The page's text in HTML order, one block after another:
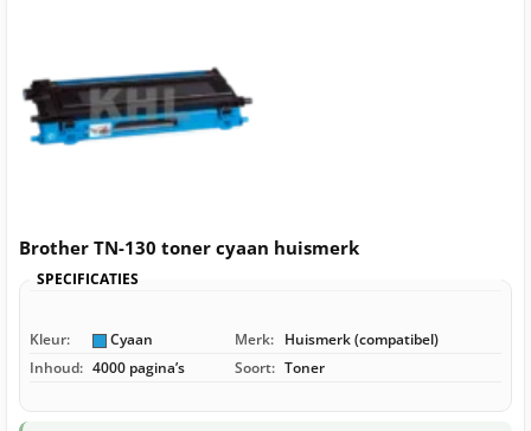
Brother TN-130 toner cyaan huismerk
SPECIFICATIES
Kleur: Cyaan Merk: Huismerk (compatibel)
Inhoud: 4000 pagina’s Soort: Toner